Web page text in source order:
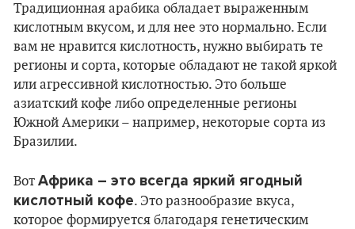
Традиционная арабика обладает выраженным
кислотным вкусом, и для нее это нормально. Если
вам не нравится кислотность, нужно выбирать те
регионы и сорта, которые обладают не такой яркой
или агрессивной кислотностью. Это больше
азиатский кофе либо определенные регионы
Южной Америки – например, некоторые сорта из
Бразилии.
Вот Африка – это всегда яркий ягодный
кислотный кофе. Это разнообразие вкуса,
которое формируется благодаря генетическим